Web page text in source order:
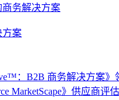
务解决方案
方案
：B2B 商务解决方案》
MarketScape》供应商评